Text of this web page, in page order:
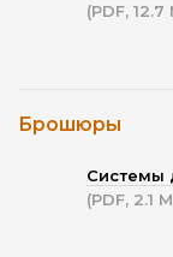
(PDF,
Брошюры
Системы
(PDF, 2.1